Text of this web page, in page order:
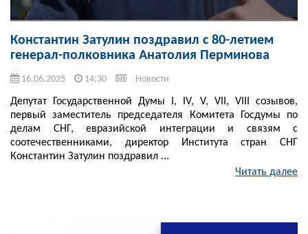
Константин Затулин поздравил с 80-летием
генерал-полковника Анатолия Перминова
16.06.2025 14:30 Новости
Депутат Государственной Думы I, IV, V, VII, VIII созывов,
первый заместитель председателя Комитета Госдумы по
делам СНГ, евразийской интеграции и связям с
соотечественниками, директор Института стран СНГ
Константин Затулин поздравил ...
Читать далее